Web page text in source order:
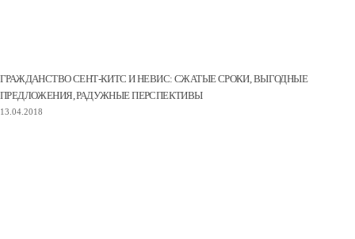
ГРАЖДАНСТВО СЕНТ-КИТС И НЕВИС: СЖАТЫЕ СРОКИ, ВЫГОДНЫЕ
ПРЕДЛОЖЕНИЯ, РАДУЖНЫЕ ПЕРСПЕКТИВЫ
13.04.2018